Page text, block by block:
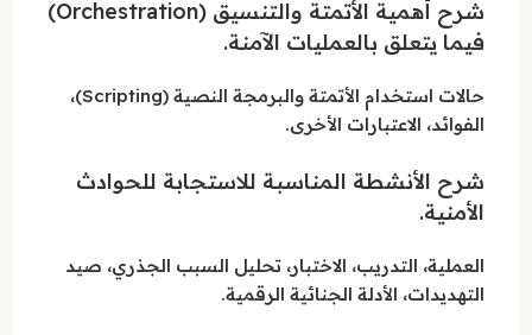
شرح أهمية الأتمتة والتنسيق (Orchestration)
فيما يتعلق بالعمليات الآمنة.
حالات استخدام الأتمتة والبرمجة النصية (Scripting)،
الفوائد، الاعتبارات الأخرى.
شرح الأنشطة المناسبة للاستجابة للحوادث
الأمنية.
العملية، التدريب، الاختبار، تحليل السبب الجذري، صيد
التهديدات، الأدلة الجنائية الرقمية.